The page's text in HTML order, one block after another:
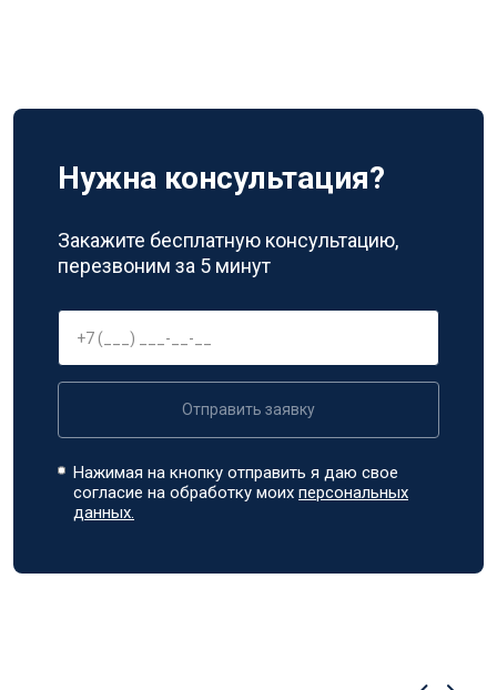
Нужна консультация?
Закажите бесплатную консультацию,
перезвоним за 5 минут
Отправить заявку
Нажимая на кнопку отправить я даю свое
согласие на обработку моихперсональных
данных.